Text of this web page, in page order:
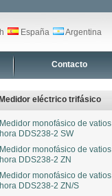
España Argentina
Contacto
Medidor eléctrico trifásico
Medidor monofásico de vatios
hora DDS238-2 SW
Medidor monofásico de vatios
hora DDS238-2 ZN
Medidor monofásico de vatios
hora DDS238-2 ZN/S